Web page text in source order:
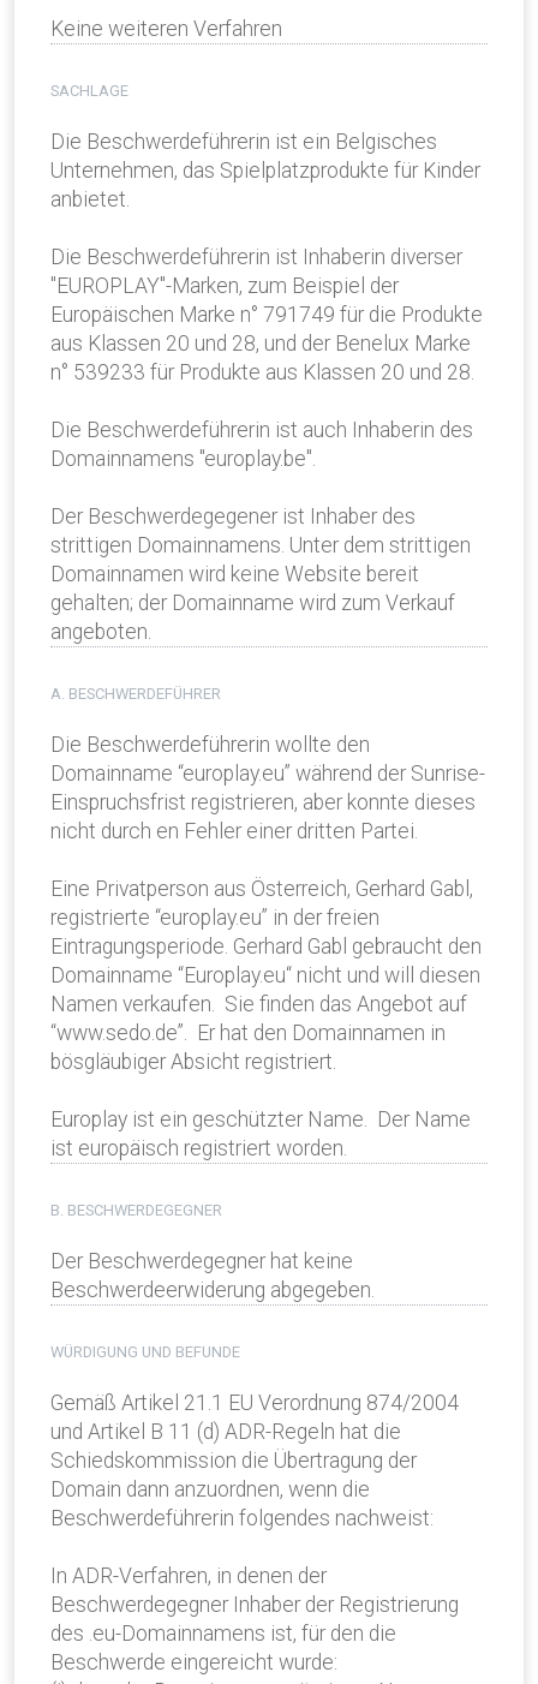
Keine weiteren Verfahren
SACHLAGE
Die Beschwerdeführerin ist ein Belgisches
Unternehmen, das Spielplatzprodukte für Kinder
anbietet.
Die Beschwerdeführerin ist Inhaberin diverser
"EUROPLAY"-Marken, zum Beispiel der
Europäischen Marke n° 791749 für die Produkte
aus Klassen 20 und 28, und der Benelux Marke
n° 539233 für Produkte aus Klassen 20 und 28.
Die Beschwerdeführerin ist auch Inhaberin des
Domainnamens "europlay.be".
Der Beschwerdegegener ist Inhaber des
strittigen Domainnamens. Unter dem strittigen
Domainnamen wird keine Website bereit
gehalten; der Domainname wird zum Verkauf
angeboten.
A. BESCHWERDEFÜHRER
Die Beschwerdeführerin wollte den
Domainname “europlay.eu” während der Sunrise-
Einspruchsfrist registrieren, aber konnte dieses
nicht durch en Fehler einer dritten Partei.
Eine Privatperson aus Österreich, Gerhard Gabl,
registrierte “europlay.eu” in der freien
Eintragungsperiode. Gerhard Gabl gebraucht den
Domainname “Europlay.eu“ nicht und will diesen
Namen verkaufen. Sie finden das Angebot auf
“www.sedo.de”. Er hat den Domainnamen in
bösgläubiger Absicht registriert.
Europlay ist ein geschützter Name. Der Name
ist europäisch registriert worden.
B. BESCHWERDEGEGNER
Der Beschwerdegegner hat keine
Beschwerdeerwiderung abgegeben.
WÜRDIGUNG UND BEFUNDE
Gemäß Artikel 21.1 EU Verordnung 874/2004
und Artikel B 11 (d) ADR-Regeln hat die
Schiedskommission die Übertragung der
Domain dann anzuordnen, wenn die
Beschwerdeführerin folgendes nachweist:
In ADR-Verfahren, in denen der
Beschwerdegegner Inhaber der Registrierung
des .eu-Domainnamens ist, für den die
Beschwerde eingereicht wurde: